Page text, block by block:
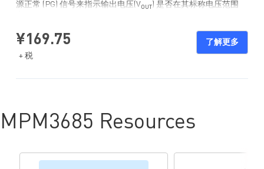
源正常 (PG) 信号来指示输出电压(V OUT) 是否在其标称电压范围
该器件提供全面保护功能，包括短路保护(SCP)、过流保护
(OCP)、欠压保护(UVP) 和过温保护 (OTP)。
建议在对 EVM3685-PU-00A 进行任何更改之前，首先阅读
¥169.75
+ 税
了解更多
MPM3685 Resources